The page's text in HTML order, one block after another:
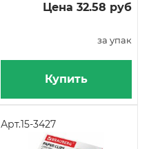
Цена 32.58 руб
за упак
Купить
Арт.15-3427